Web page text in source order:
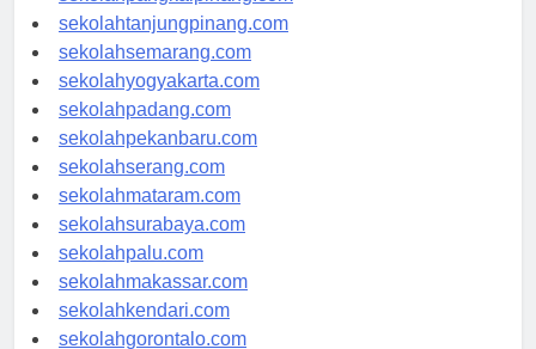
sekolahpangkalpinang.com
sekolahtanjungpinang.com
sekolahsemarang.com
sekolahyogyakarta.com
sekolahpadang.com
sekolahpekanbaru.com
sekolahserang.com
sekolahmataram.com
sekolahsurabaya.com
sekolahpalu.com
sekolahmakassar.com
sekolahkendari.com